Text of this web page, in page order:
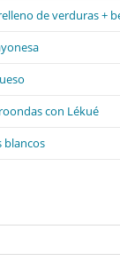
de verduras +
con Lékué
blancos